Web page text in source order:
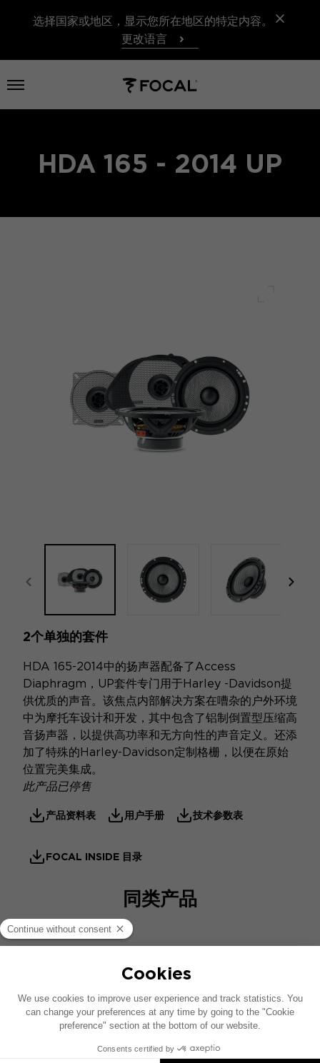
选择国家或地区，显示您所在地区的特定内容。
更改语言
打开菜单
HDA 165 - 2014 UP
focal-naim-frontent::misc.prev_label
2个单独的套件
HDA 165-2014中的扬声器配备了Access
Diaphragm，UP套件专门用于Harley -Davidson提
供优质的声音。该焦点内部解决方案在嘈杂的户外环境
中为摩托车设计和开发，其中包含了铝制倒置型压缩高
音扬声器，以提供高功率和无方向性的声音定义。还添
加了特殊的Harley-Davidson定制格栅，以便在原始
位置完美集成。
此产品已停售
产品资料表 用户手册 技术参数表
FOCAL INSIDE 目录
同类产品
2个单独的套件